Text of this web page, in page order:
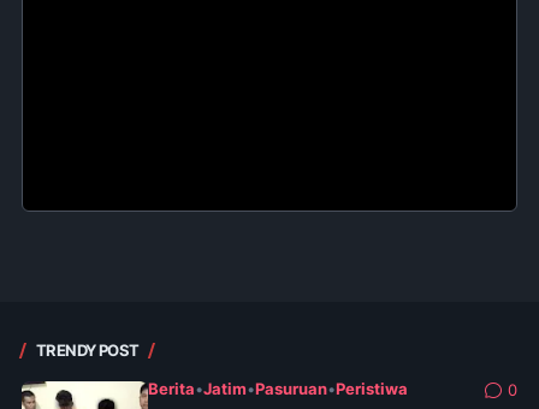
TRENDY POST
Berita•Jatim•Pasuruan•Peristiwa 0